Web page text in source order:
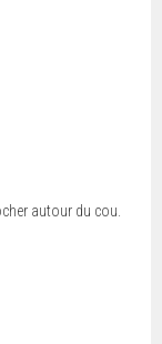
autour du cou.